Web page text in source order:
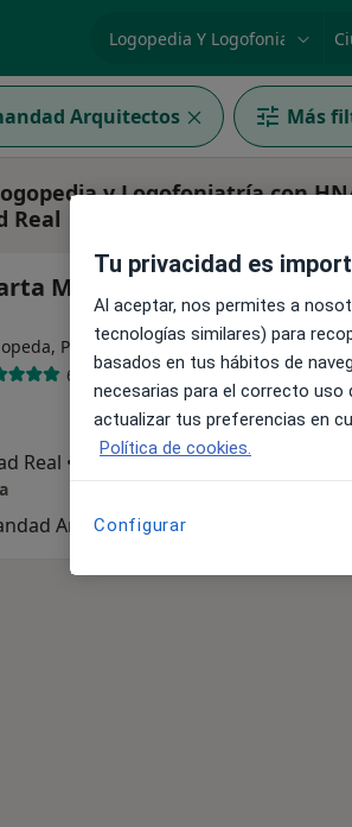
Arquitectos Más
y Logofoniatría con
Real
Marín Logopeda
Psicólogo
63 opiniones
Real • Mapa
Arquitectos
Tu privacidad es
Al aceptar, nos permites a
tecnologías similares) para
basados en tus hábitos de
necesarias para el correcto uso
actualizar tus preferencias en
Política de cookies.
Configurar